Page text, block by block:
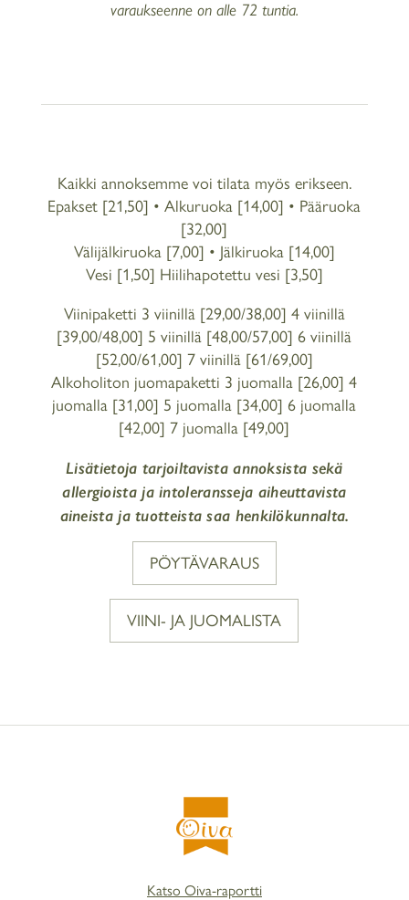
varaukseenne on alle 72 tuntia.
Kaikki annoksemme voi tilata myös erikseen.
Epakset [21,50] • Alkuruoka [14,00] • Pääruoka
[32,00]
Välijälkiruoka [7,00] • Jälkiruoka [14,00]
Vesi [1,50] Hiilihapotettu vesi [3,50]
Viinipaketti 3 viinillä [29,00/38,00] 4 viinillä
[39,00/48,00] 5 viinillä [48,00/57,00] 6 viinillä
[52,00/61,00] 7 viinillä [61/69,00]
Alkoholiton juomapaketti 3 juomalla [26,00] 4
juomalla [31,00] 5 juomalla [34,00] 6 juomalla
[42,00] 7 juomalla [49,00]
Lisätietoja tarjoiltavista annoksista sekä
allergioista ja intoleransseja aiheuttavista
aineista ja tuotteista saa henkilökunnalta.
PÖYTÄVARAUS
VIINI- JA JUOMALISTA
Katso Oiva-raportti